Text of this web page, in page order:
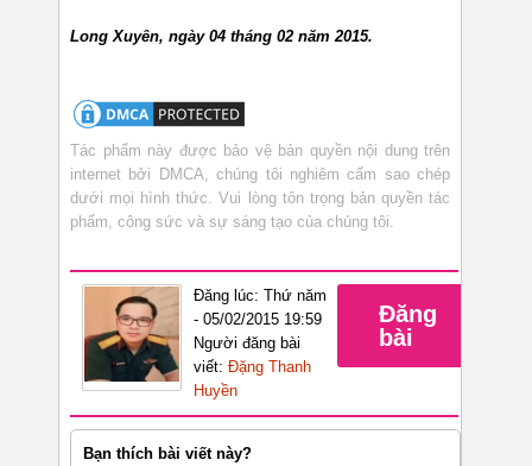
Long Xuyên, ngày 04 tháng 02 năm 2015.
Tác phẩm này được bảo vệ bản quyền nội dung trên
internet bởi DMCA, chúng tôi nghiêm cấm sao chép
dưới mọi hình thức. Vui lòng tôn trọng bản quyền tác
phẩm, công sức và sự sáng tạo của chúng tôi.
Đăng lúc: Thứ năm
- 05/02/2015 19:59
Người đăng bài
viết: Đặng Thanh
Huyền
Đăng
bài
Bạn thích bài viết này?